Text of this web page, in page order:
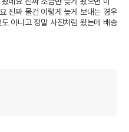
진짜 물건 이렇게 늦게 보내는 경우
아니고 정말 사진처럼 왔는데 배송